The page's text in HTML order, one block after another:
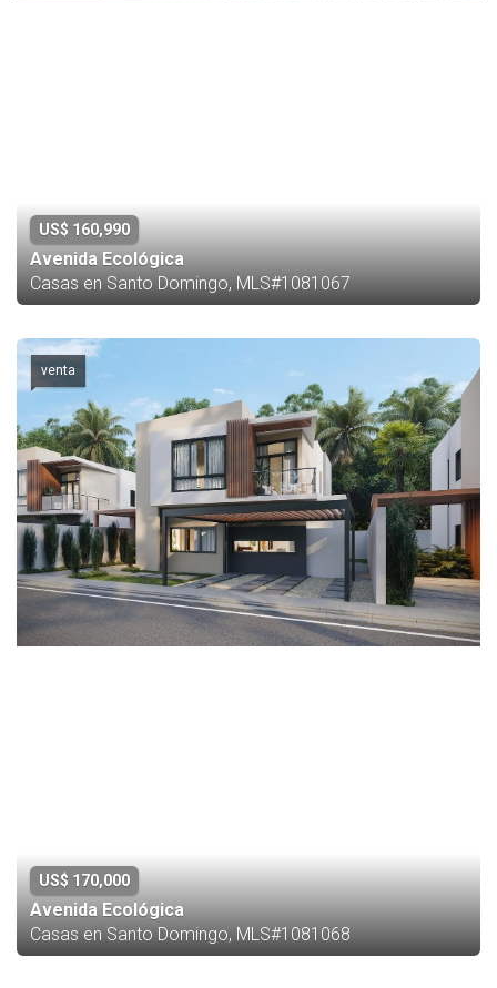
US$ 160,990
Avenida Ecológica
Casas en Santo Domingo, MLS#1081067
venta
US$ 170,000
Avenida Ecológica
Casas en Santo Domingo, MLS#1081068